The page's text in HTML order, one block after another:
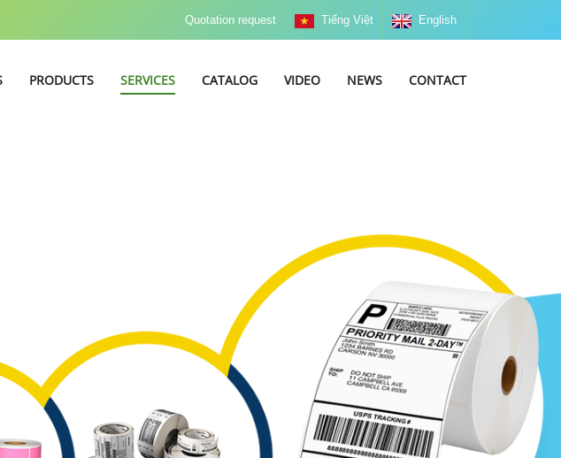
Quotation request Tiếng Việt English
PRODUCTS SERVICES CATALOG VIDEO NEWS CONTACT